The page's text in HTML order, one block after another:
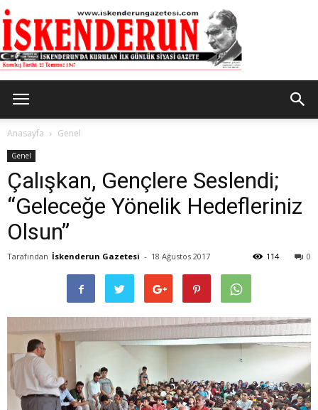
Gazetesi
Anasayfa Genel
Genel
Çalışkan, Gençlere Seslendi;
“Geleceğe Yönelik Hedefleriniz
Olsun”
Tarafından İskenderun Gazetesi - 18 Ağustos 2017 0
114